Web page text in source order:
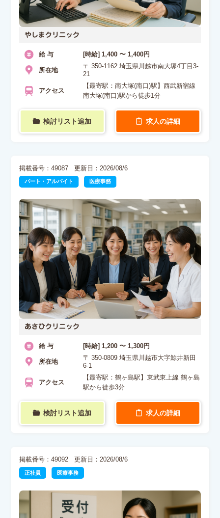
やしまクリニック
給 与 [時給] 1,400 〜 1,400円
所在地
〒 350-1162 埼玉県川越市南大塚4丁目3-
21
アクセス
【最寄駅：南大塚(南口)駅】西武新宿線
南大塚(南口)駅から徒歩1分
検討リスト追加 求人の詳細
掲載番号：49087 更新日：2026/08/6
パート・アルバイト 医療事務
あさひクリニック
給 与 [時給] 1,200 〜 1,300円
所在地
〒 350-0809 埼玉県川越市大字鯨井新田
6-1
アクセス
【最寄駅：鶴ヶ島駅】東武東上線 鶴ヶ島
駅から徒歩3分
検討リスト追加 求人の詳細
掲載番号：49092 更新日：2026/08/6
正社員 医療事務